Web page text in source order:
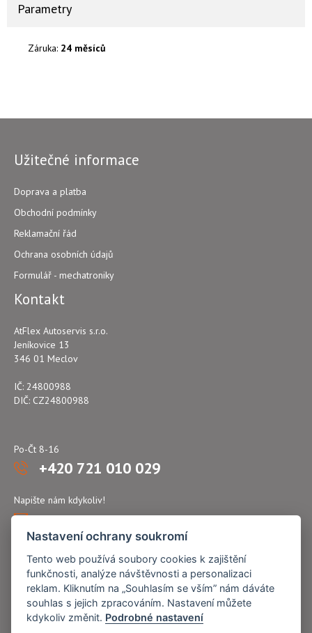
Parametry
Záruka: 24 měsíců
Užitečné informace
Doprava a platba
Obchodní podmínky
Reklamační řád
Ochrana osobních údajů
Formulář - mechatroniky
Kontakt
AtFlex Autoservis s.r.o.
Jeníkovice 13
346 01 Meclov
IČ: 24800988
DIČ: CZ24800988
Po-Čt 8-16
+420 721 010 029
Napište nám kdykoliv!
atflex@seznam.cz
Nastavení ochrany soukromí
Tento web používá soubory cookies k zajištění
funkčnosti, analýze návštěvnosti a personalizaci
reklam. Kliknutím na „Souhlasím se vším” nám dáváte
souhlas s jejich zpracováním. Nastavení můžete
kdykoliv změnit. Podrobné nastavení